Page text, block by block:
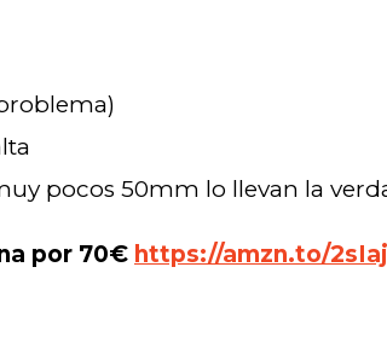
pocos 50mm lo llevan la
por 70€ https://amzn.to/